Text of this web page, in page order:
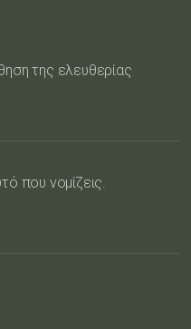
της ελευθερίας
που νομίζεις.